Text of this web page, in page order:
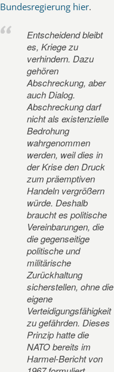
Bundesregierung hier.
Entscheidend bleibt
es, Kriege zu
verhindern. Dazu
gehören
Abschreckung, aber
auch Dialog.
Abschreckung darf
nicht als existenzielle
Bedrohung
wahrgenommen
werden, weil dies in
der Krise den Druck
zum präemptiven
Handeln vergrößern
würde. Deshalb
braucht es politische
Vereinbarungen, die
die gegenseitige
politische und
militärische
Zurückhaltung
sicherstellen, ohne die
eigene
Verteidigungsfähigkeit
zu gefährden. Dieses
Prinzip hatte die
NATO bereits im
Harmel-Bericht von